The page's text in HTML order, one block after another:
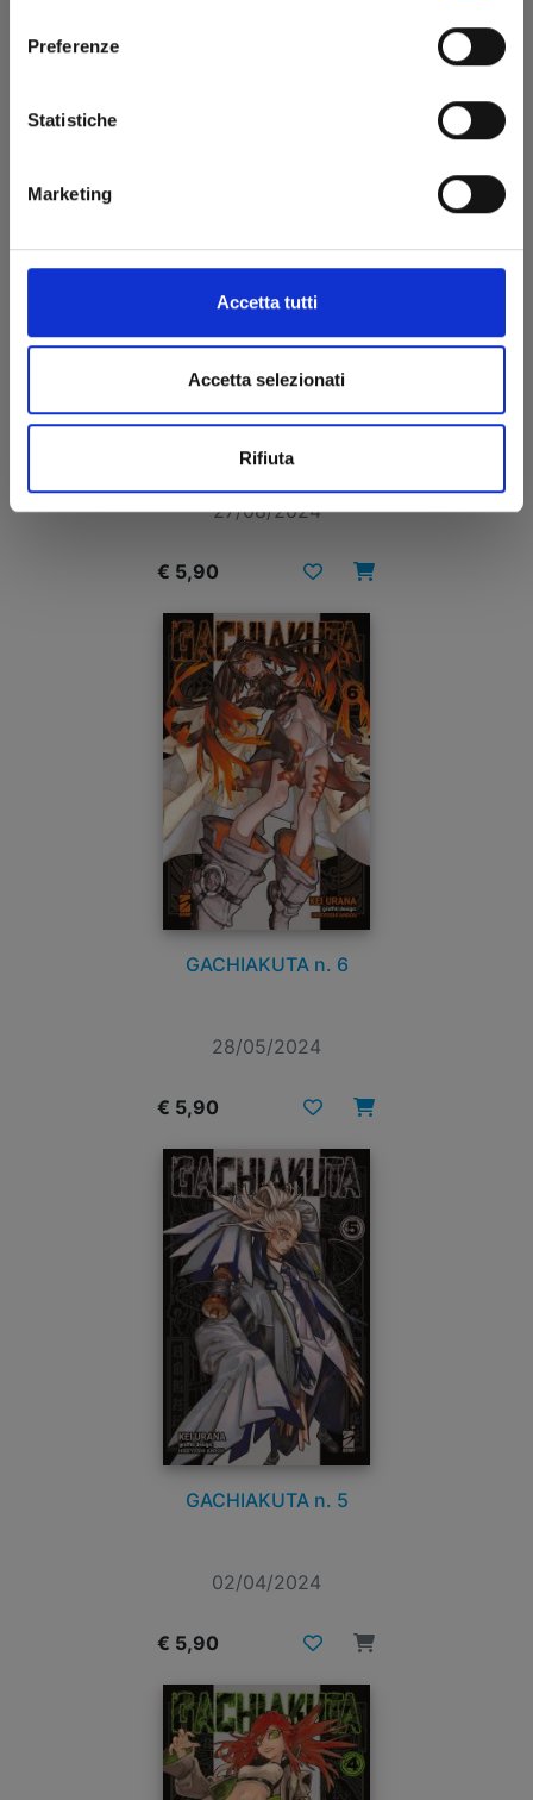
Preferenze
Statistiche
Marketing
Accetta tutti
Accetta selezionati
Rifiuta
GACHIAKUTA n. 7
27/08/2024
€ 5,90
GACHIAKUTA n. 6
28/05/2024
€ 5,90
GACHIAKUTA n. 5
02/04/2024
€ 5,90